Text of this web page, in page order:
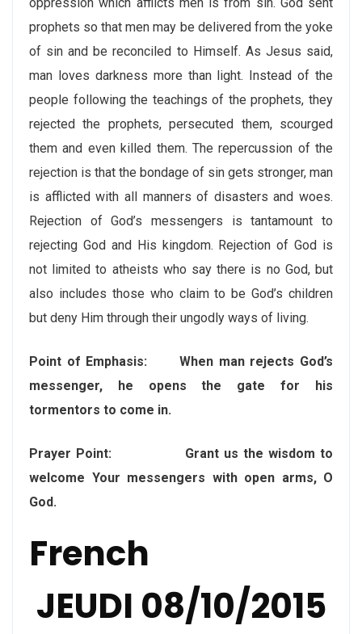
prophets so that men may be delivered from the yoke
of sin and be reconciled to Himself. As Jesus said,
man loves darkness more than light. Instead of the
people following the teachings of the prophets, they
rejected the prophets, persecuted them, scourged
them and even killed them. The repercussion of the
rejection is that the bondage of sin gets stronger, man
is afflicted with all manners of disasters and woes.
Rejection of God’s messengers is tantamount to
rejecting God and His kingdom. Rejection of God is
not limited to atheists who say there is no God, but
also includes those who claim to be God’s children
but deny Him through their ungodly ways of living.
Point of Emphasis: When man rejects God’s
messenger, he opens the gate for his
tormentors to come in.
Prayer Point: Grant us the wisdom to
welcome Your messengers with open arms, O
God.
French
JEUDI 08/10/2015